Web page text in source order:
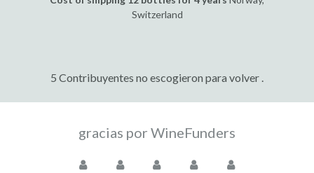
Switzerland
5 Contribuyentes no escogieron para volver .
gracias por WineFunders